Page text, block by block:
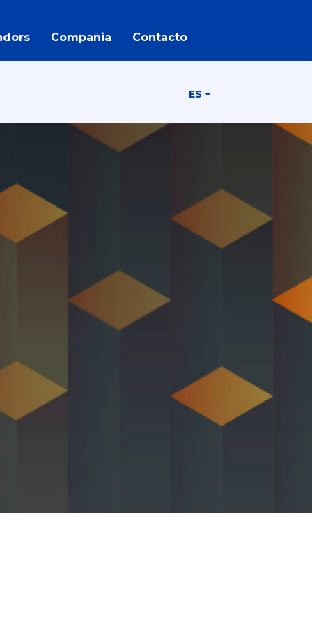
Compañia Contacto
ES